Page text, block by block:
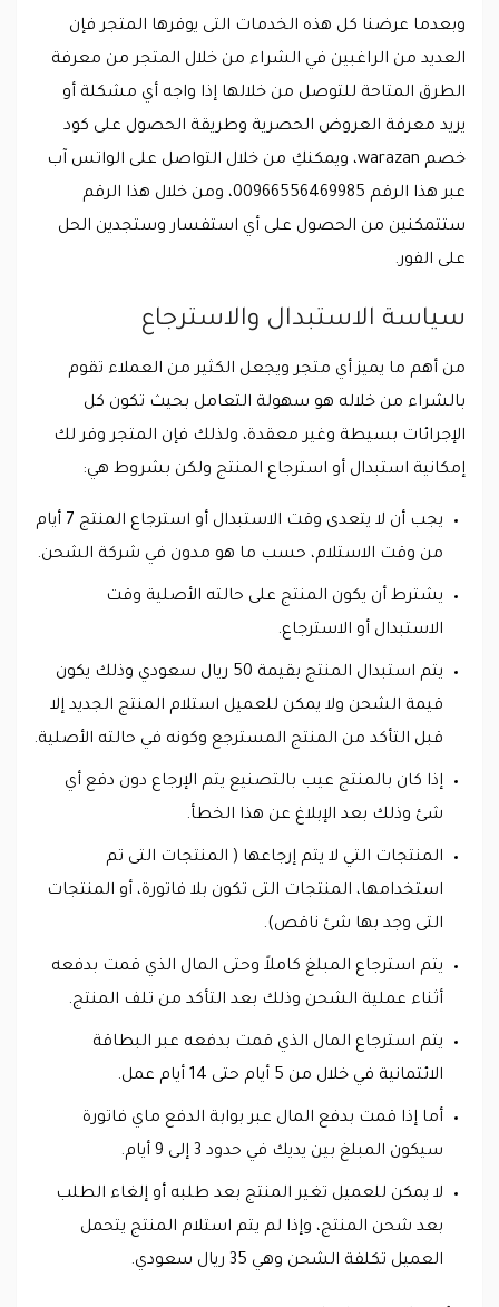
وبعدما عرضنا كل هذه الخدمات التى يوفرها المتجر فإن
العديد من الراغبين في الشراء من خلال المتجر من معرفة
الطرق المتاحة للتوصل من خلالها إذا واجه أي مشكلة أو
يريد معرفة العروض الحصرية وطريقة الحصول على كود
خصم warazan، ويمكنكِ من خلال التواصل على الواتس آب
عبر هذا الرقم 00966556469985، ومن خلال هذا الرقم
ستتمكنين من الحصول على أي استفسار وستجدين الحل
على الفور.
سياسة الاستبدال والاسترجاع
من أهم ما يميز أي متجر ويجعل الكثير من العملاء تقوم
بالشراء من خلاله هو سهولة التعامل بحيث تكون كل
الإجرائات بسيطة وغير معقدة، ولذلك فإن المتجر وفر لك
إمكانية استبدال أو استرجاع المنتج ولكن بشروط هي:
يجب أن لا يتعدى وقت الاستبدال أو استرجاع المنتج 7 أيام
من وقت الاستلام، حسب ما هو مدون في شركة الشحن.
يشترط أن يكون المنتج على حالته الأصلية وقت
الاستبدال أو الاسترجاع.
يتم استبدال المنتج بقيمة 50 ريال سعودي وذلك يكون
قيمة الشحن ولا يمكن للعميل استلام المنتج الجديد إلا
قبل التأكد من المنتج المسترجع وكونه في حالته الأصلية.
إذا كان بالمنتج عيب بالتصنيع يتم الإرجاع دون دفع أي
شئ وذلك بعد الإبلاغ عن هذا الخطأ.
المنتجات التي لا يتم إرجاعها ( المنتجات التى تم
استخدامها، المنتجات التى تكون بلا فاتورة، أو المنتجات
التى وجد بها شئ ناقص).
يتم استرجاع المبلغ كاملاً وحتى المال الذي قمت بدفعه
أثناء عملية الشحن وذلك بعد التأكد من تلف المنتج.
يتم استرجاع المال الذي قمت بدفعه عبر البطاقة
الائتمانية في خلال من 5 أيام حتى 14 أيام عمل.
أما إذا قمت بدفع المال عبر بوابة الدفع ماي فاتورة
سيكون المبلغ بين يديك في حدود 3 إلى 9 أيام.
لا يمكن للعميل تغير المنتج بعد طلبه أو إلغاء الطلب
بعد شحن المنتج، وإذا لم يتم استلام المنتج يتحمل
العميل تكلفة الشحن وهي 35 ريال سعودي.